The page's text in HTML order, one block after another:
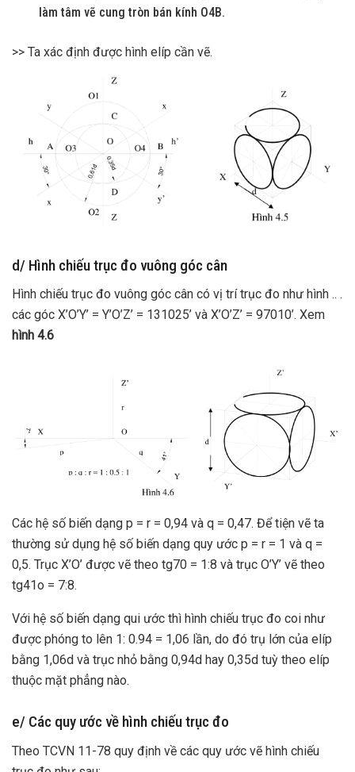
làm tâm vẽ cung tròn bán kính O4B.
>> Ta xác định được hình elíp cần vẽ.
d/ Hình chiếu trục đo vuông góc cân
Hình chiếu trục đo vuông góc cân có vị trí trục đo như hình .. .
các góc X’O’Y’ = Y’O’Z’ = 131025’ và X’O’Z’ = 97010’. Xem
hình 4.6
Các hệ số biến dạng p = r = 0,94 và q = 0,47. Để tiện vẽ ta
thường sử dụng hệ số biến dạng quy ước p = r = 1 và q =
0,5. Trục X’O’ được vẽ theo tg70 = 1:8 và trục O’Y’ vẽ theo
tg41o = 7:8.
Với hệ số biến dạng qui ước thì hình chiếu trục đo coi như
được phóng to lên 1: 0.94 = 1,06 lần, do đó trụ lớn của elíp
bằng 1,06d và trục nhỏ bằng 0,94d hay 0,35d tuỳ theo elíp
thuộc mặt phẳng nào.
e/ Các quy ước về hình chiếu trục đo
Theo TCVN 11-78 quy định về các quy ước vẽ hình chiếu